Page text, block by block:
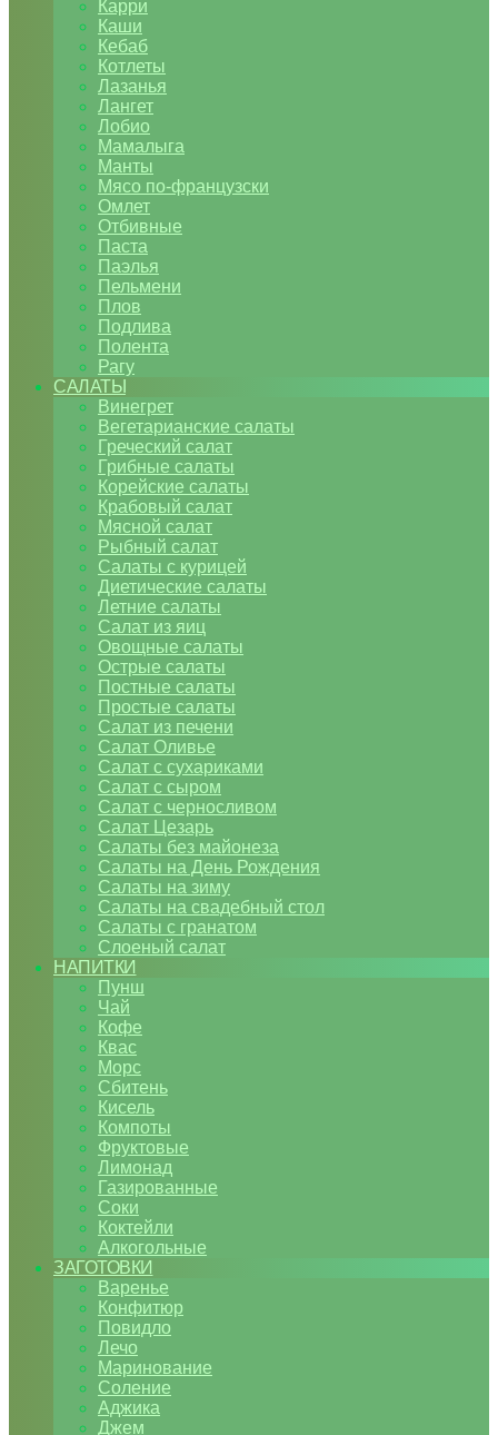
Карри
Каши
Кебаб
Котлеты
Лазанья
Лангет
Лобио
Мамалыга
Манты
Мясо по-французски
Омлет
Отбивные
Паста
Паэлья
Пельмени
Плов
Подлива
Полента
Рагу
САЛАТЫ
Винегрет
Вегетарианские салаты
Греческий салат
Грибные салаты
Корейские салаты
Крабовый салат
Мясной салат
Рыбный салат
Салаты с курицей
Диетические салаты
Летние салаты
Салат из яиц
Овощные салаты
Острые салаты
Постные салаты
Простые салаты
Салат из печени
Салат Оливье
Салат с сухариками
Салат с сыром
Салат с черносливом
Салат Цезарь
Салаты без майонеза
Салаты на День Рождения
Салаты на зиму
Салаты на свадебный стол
Салаты с гранатом
Слоеный салат
НАПИТКИ
Пунш
Чай
Кофе
Квас
Морс
Сбитень
Кисель
Компоты
Фруктовые
Лимонад
Газированные
Соки
Коктейли
Алкогольные
ЗАГОТОВКИ
Варенье
Конфитюр
Повидло
Лечо
Маринование
Соление
Аджика
Джем